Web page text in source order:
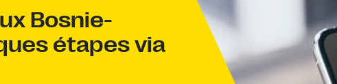
Bosnie-
étapes via